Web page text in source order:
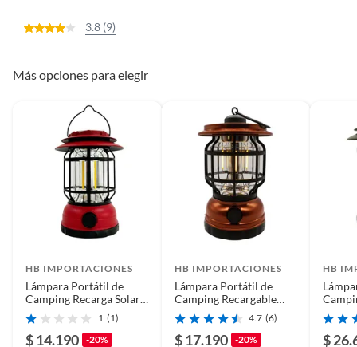
3.8 (9)
Más opciones para elegir
HB IMPORTACIONES
Lámpara Portátil de
Camping Recarga Solar
USB Multicolor 1 (1)
$ 14.190 -20%
HB IMPORTACIONES
Lámpara Portátil de
Camping Recargable
USBSolar Retro 4.7 (6)
$ 17.190 -20%
HB
$